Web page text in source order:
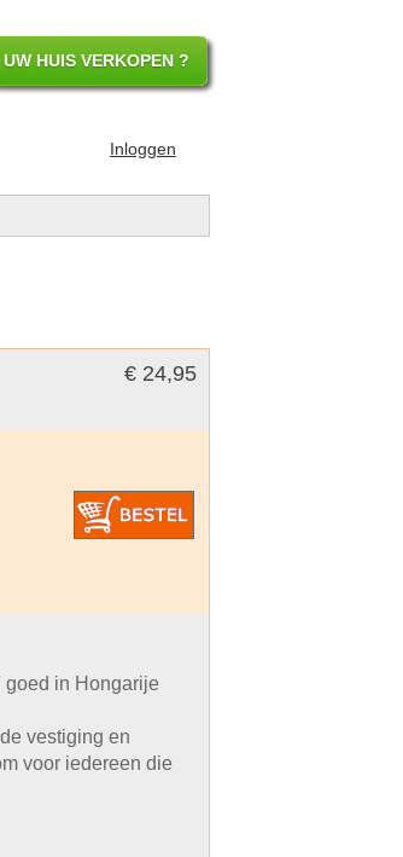
UW HUIS VERKOPEN ?
Inloggen
€ 24,95
goed in Hongarije
vestiging en
voor iedereen die